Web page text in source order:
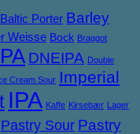
Baltic Porter Barley
Weisse Bock Braggot
DNEIPA Double
Cream Sour Imperial
IPA Kaffe Kirsebær Lager
Pastry Sour Pastry